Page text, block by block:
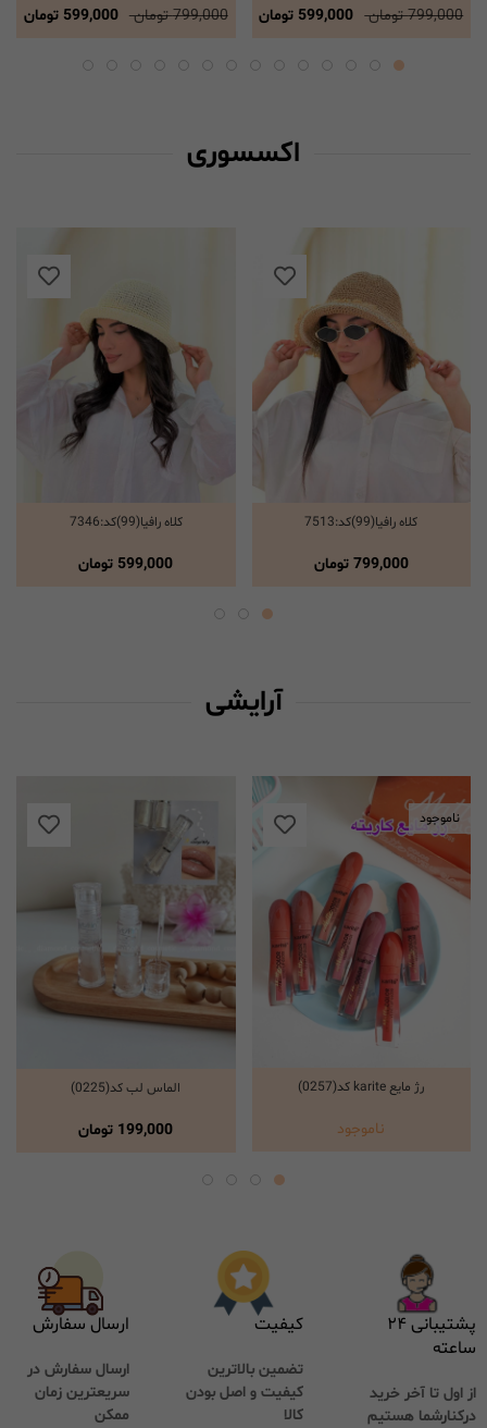
799,000 تومان 599,000 تومان 799,000 تومان 599,000 تومان
اکسسوری
انتخاب گزینه ها
کلاه رافیا(99)کد:7513
799,000 تومان
انتخاب گزینه ها
کلاه رافیا(99)کد:7346
599,000 تومان
آرایشی
ناموجود
انتخاب گزینه ها
رژ مایع karite کد(0257)
ناموجود
انتخاب گزینه ها
الماس لب کد(0225)
199,000 تومان
پشتیبانی ۲۴
ساعته
از اول تا آخر خرید
درکنارشما هستیم
کیفیت
تضمین بالاترین
کیفیت و اصل بودن
کالا
ارسال سفارش
ارسال سفارش در
سریعترین زمان
ممکن